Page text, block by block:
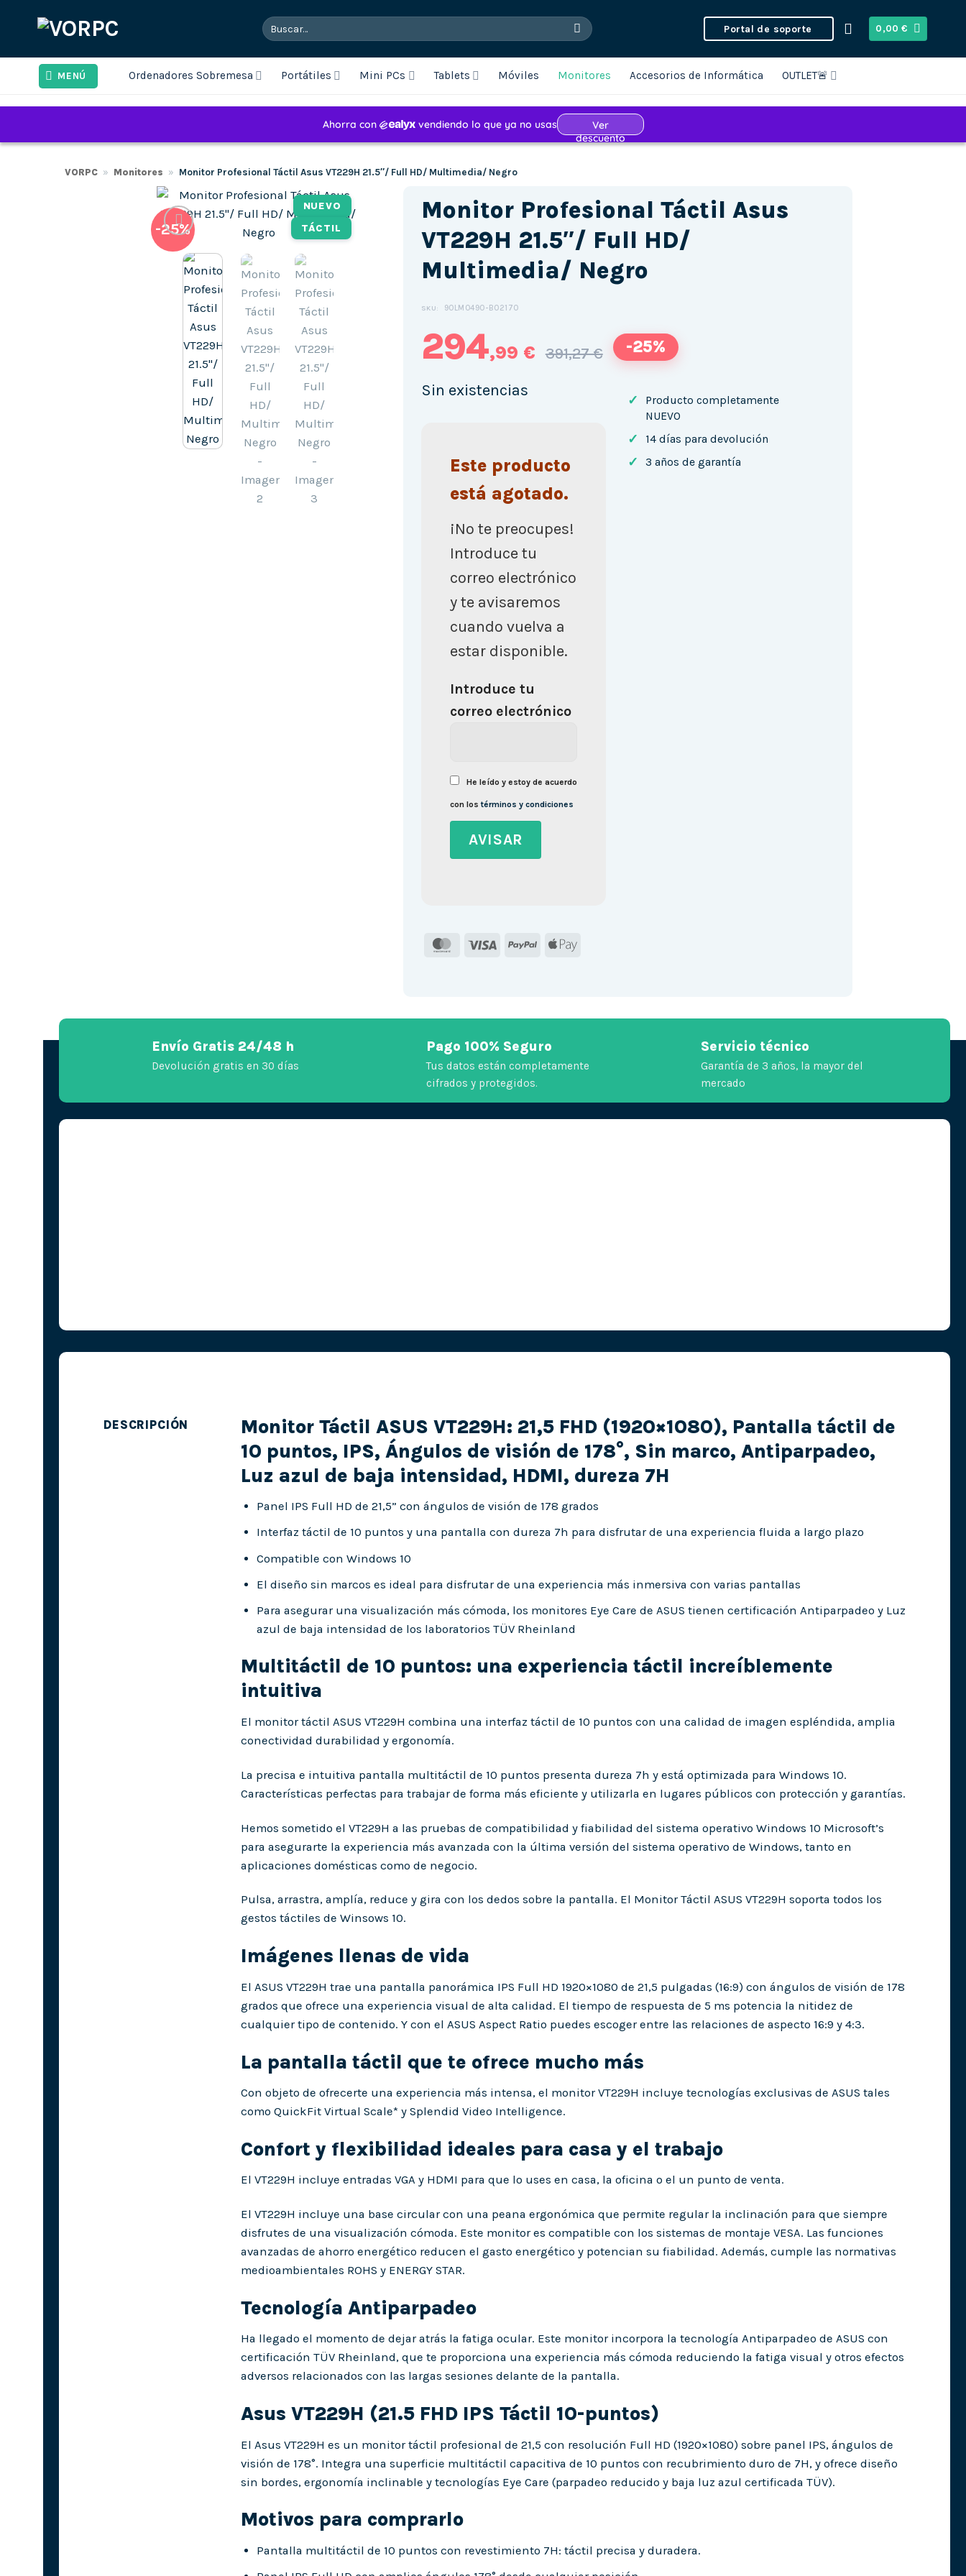
Buscar
por:
Portal de soporte 0,00€
MENÚ Ordenadores Sobremesa Portátiles Mini PCs Tablets Móviles Monitores Accesorios de Informática OUTLET🚨
VORPC » Monitores » Monitor Profesional Táctil Asus VT229H 21.5″/ Full HD/ Multimedia/ Negro
NUEVO
TÁCTIL
-25%
Monitor Profesional Táctil Asus
VT229H 21.5″/ Full HD/
Multimedia/ Negro
SKU: 90LM0490-B02170
294,99 € 391,27 € -25%
Sin existencias
Este producto
está agotado.
¡No te preocupes!
Introduce tu
correo electrónico
y te avisaremos
cuando vuelva a
estar disponible.
Introduce tu
correo electrónico
He leído y estoy de acuerdo
con lostérminos y condiciones
MasterCard
Visa PayPal Apple
✓
Producto completamente
NUEVO
✓ 14 días para devolución
✓ 3 años de garantía
Envío Gratis 24/48 h
Devolución gratis en 30 días
Pago 100% Seguro
Tus datos están completamente
cifrados y protegidos.
Servicio técnico
Garantía de 3 años, la mayor del
mercado
DESCRIPCIÓN
Monitor Táctil ASUS VT229H: 21,5 FHD (1920×1080), Pantalla táctil de
10 puntos, IPS, Ángulos de visión de 178°, Sin marco, Antiparpadeo,
Luz azul de baja intensidad, HDMI, dureza 7H
Panel IPS Full HD de 21,5” con ángulos de visión de 178 grados
Interfaz táctil de 10 puntos y una pantalla con dureza 7h para disfrutar de una experiencia fluida a largo plazo
Compatible con Windows 10
El diseño sin marcos es ideal para disfrutar de una experiencia más inmersiva con varias pantallas
Para asegurar una visualización más cómoda, los monitores Eye Care de ASUS tienen certificación Antiparpadeo y Luz
azul de baja intensidad de los laboratorios TÜV Rheinland
Multitáctil de 10 puntos: una experiencia táctil increíblemente
intuitiva
El monitor táctil ASUS VT229H combina una interfaz táctil de 10 puntos con una calidad de imagen espléndida, amplia
conectividad durabilidad y ergonomía.
La precisa e intuitiva pantalla multitáctil de 10 puntos presenta dureza 7h y está optimizada para Windows 10.
Características perfectas para trabajar de forma más eficiente y utilizarla en lugares públicos con protección y garantías.
Hemos sometido el VT229H a las pruebas de compatibilidad y fiabilidad del sistema operativo Windows 10 Microsoft’s
para asegurarte la experiencia más avanzada con la última versión del sistema operativo de Windows, tanto en
aplicaciones domésticas como de negocio.
Pulsa, arrastra, amplía, reduce y gira con los dedos sobre la pantalla. El Monitor Táctil ASUS VT229H soporta todos los
gestos táctiles de Winsows 10.
Imágenes llenas de vida
El ASUS VT229H trae una pantalla panorámica IPS Full HD 1920×1080 de 21,5 pulgadas (16:9) con ángulos de visión de 178
grados que ofrece una experiencia visual de alta calidad. El tiempo de respuesta de 5 ms potencia la nitidez de
cualquier tipo de contenido. Y con el ASUS Aspect Ratio puedes escoger entre las relaciones de aspecto 16:9 y 4:3.
La pantalla táctil que te ofrece mucho más
Con objeto de ofrecerte una experiencia más intensa, el monitor VT229H incluye tecnologías exclusivas de ASUS tales
como QuickFit Virtual Scale* y Splendid Video Intelligence.
Confort y flexibilidad ideales para casa y el trabajo
El VT229H incluye entradas VGA y HDMI para que lo uses en casa, la oficina o el un punto de venta.
El VT229H incluye una base circular con una peana ergonómica que permite regular la inclinación para que siempre
disfrutes de una visualización cómoda. Este monitor es compatible con los sistemas de montaje VESA. Las funciones
avanzadas de ahorro energético reducen el gasto energético y potencian su fiabilidad. Además, cumple las normativas
medioambientales ROHS y ENERGY STAR.
Tecnología Antiparpadeo
Ha llegado el momento de dejar atrás la fatiga ocular. Este monitor incorpora la tecnología Antiparpadeo de ASUS con
certificación TÜV Rheinland, que te proporciona una experiencia más cómoda reduciendo la fatiga visual y otros efectos
adversos relacionados con las largas sesiones delante de la pantalla.
Asus VT229H (21.5 FHD IPS Táctil 10-puntos)
El Asus VT229H es un monitor táctil profesional de 21,5 con resolución Full HD (1920×1080) sobre panel IPS, ángulos de
visión de 178°. Integra una superficie multitáctil capacitiva de 10 puntos con recubrimiento duro de 7H, y ofrece diseño
sin bordes, ergonomía inclinable y tecnologías Eye Care (parpadeo reducido y baja luz azul certificada TÜV).
Motivos para comprarlo
Pantalla multitáctil de 10 puntos con revestimiento 7H: táctil precisa y duradera.